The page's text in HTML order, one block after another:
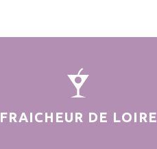
FRAICHEUR DE LOIRE